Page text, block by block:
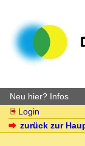
Neu hier? Infos
Login
zurück zur